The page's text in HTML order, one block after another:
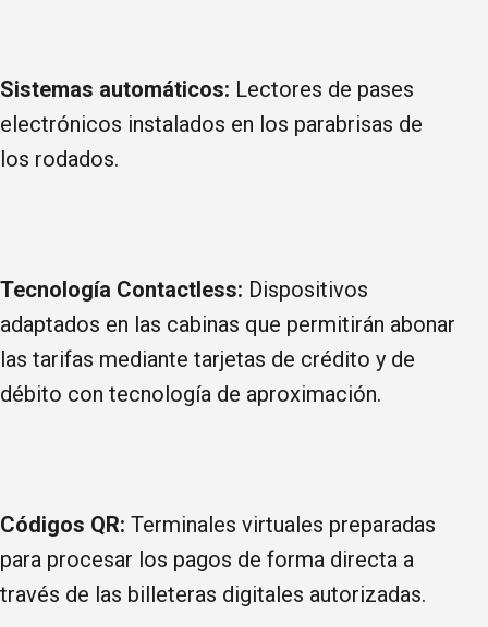
Sistemas automáticos: Lectores de pases
electrónicos instalados en los parabrisas de
los rodados.
Tecnología Contactless: Dispositivos
adaptados en las cabinas que permitirán abonar
las tarifas mediante tarjetas de crédito y de
débito con tecnología de aproximación.
Códigos QR: Terminales virtuales preparadas
para procesar los pagos de forma directa a
través de las billeteras digitales autorizadas.